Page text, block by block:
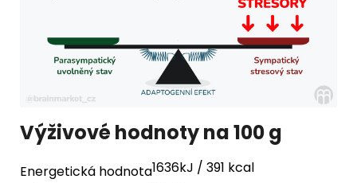
Výživové hodnoty na 100 g
Energetická hodnota1636kJ / 391 kcal